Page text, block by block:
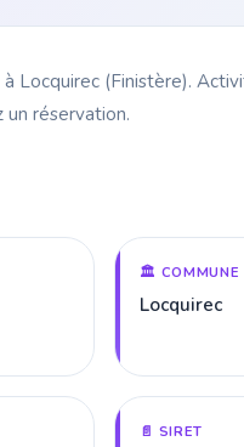
Locquirec (Finistère).
réservation.
🏛️ COMMUNE
Locquirec
📄 SIRET